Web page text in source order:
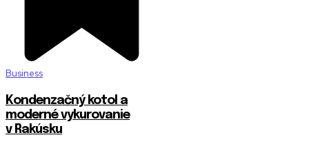
Business
Kondenzačný kotol a
moderné vykurovanie
v Rakúsku